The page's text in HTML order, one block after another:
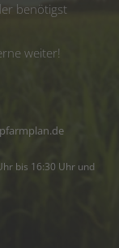
benötigst
weiter!
bis 16:30 Uhr und